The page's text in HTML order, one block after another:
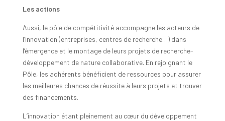
Les actions
Aussi, le pôle de compétitivité accompagne les acteurs de
l’innovation (entreprises, centres de recherche…) dans
l’émergence et le montage de leurs projets de recherche-
développement de nature collaborative. En rejoignant le
Pôle, les adhérents bénéficient de ressources pour assurer
les meilleures chances de réussite à leurs projets et trouver
des financements.
L’innovation étant pleinement au cœur du développement